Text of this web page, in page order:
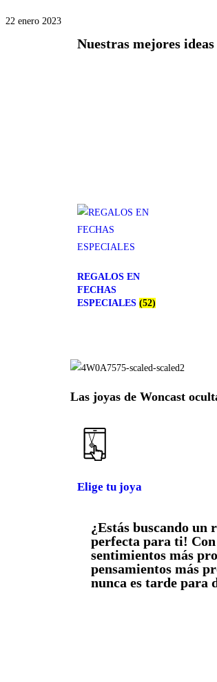
22 enero 2023
Nuestras mejores
REGALOS EN
FECHAS
ESPECIALES (52)
Las joyas de Woncast
Elige tu joya
¿Estás buscando un
perfecta para ti! Con
sentimientos más
pensamientos más
nunca es tarde para